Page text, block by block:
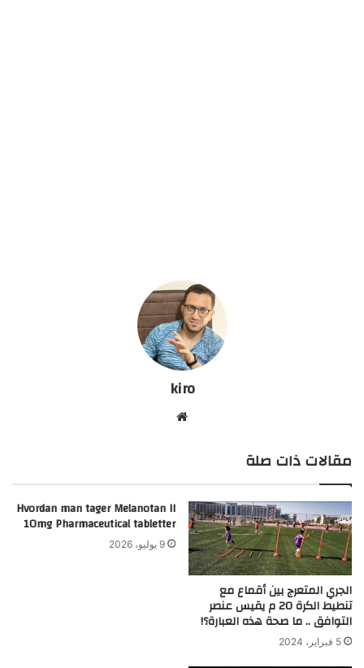
kiro
مقالات ذات صلة
الجري المتعرج بين أقماع مع
تنطيط الكرة 20 م يقيس عنصر
التوافق .. ما صحة هذه العبارة؟!
5 فبراير، 2024
Hvordan man tager Melanotan II
10mg Pharmaceutical tabletter
9 يوليو، 2026